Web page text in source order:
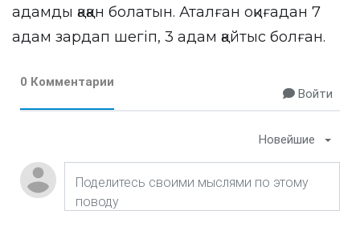
адамды қаққан болатын. Аталған оқиғадан 7
адам зардап шегіп, 3 адам қайтыс болған.
0 Комментарии
Войти
Новейшие